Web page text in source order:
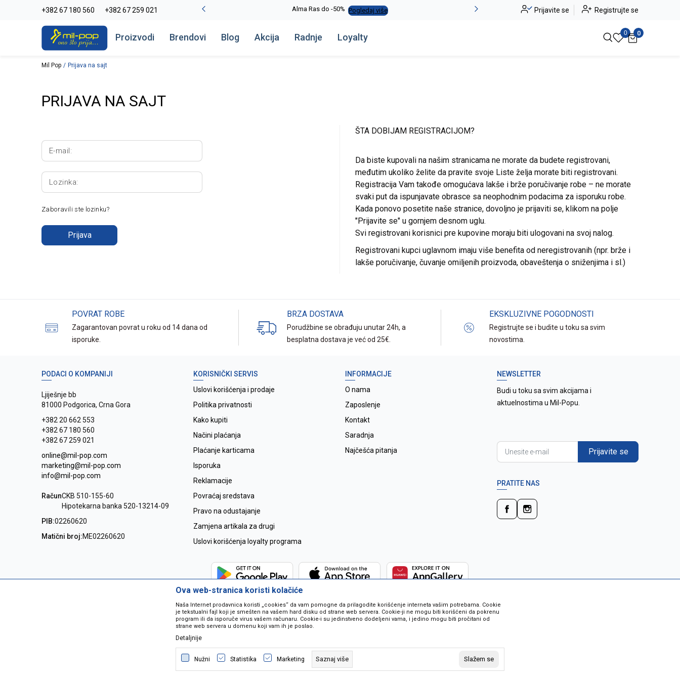
+382 67 180 560 +382 67 259 021
La Plage peškiri do -30% Pogledaj više Alma Ras do -50% Pogledaj više Novo u ponudi - Jadea Pogledaj više
Prijavite se Registrujte se
Proizvodi Brendovi Blog Akcija Radnje Loyalty 0 0
Mil Pop Prijava na sajt
PRIJAVA NA SAJT
E-mail:
Lozinka:
Zaboravili ste lozinku?
Prijava
ŠTA DOBIJAM REGISTRACIJOM?
Da biste kupovali na našim stranicama ne morate da budete registrovani,
međutim ukoliko želite da pravite svoje Liste želja morate biti registrovani.
Registracija Vam takođe omogućava lakše i brže poručivanje robe – ne morate
svaki put da ispunjavate obrasce sa neophodnim podacima za isporuku robe.
Kada ponovo posetite naše stranice, dovoljno je prijaviti se, klikom na polje
"Prijavite se" u gornjem desnom uglu.
Svi registrovani korisnici pre kupovine moraju biti ulogovani na svoj nalog.
Registrovani kupci uglavnom imaju više benefita od neregistrovanih (npr. brže i
lakše poručivanje, čuvanje omiljenih proizvoda, obaveštenja o sniženjima i sl.)
POVRAT ROBE
Zagarantovan povrat u roku od 14 dana od
isporuke.
BRZA DOSTAVA
Porudžbine se obrađuju unutar 24h, a
besplatna dostava je već od 25€.
EKSKLUZIVNE POGODNOSTI
Registrujte se i budite u toku sa svim
novostima.
PODACI O KOMPANIJI
Ljiješnje bb
81000 Podgorica, Crna Gora
+382 20 662 553
+382 67 180 560
+382 67 259 021
online@mil-pop.com
marketing@mil-pop.com
info@mil-pop.com
RačunCKB 510-155-60
Hipotekarna banka 520-13214-09
PIB:02260620
Matični broj:ME02260620
KORISNIČKI SERVIS
Uslovi korišćenja i prodaje
Politika privatnosti
Kako kupiti
Načini plaćanja
Plaćanje karticama
Isporuka
Reklamacije
Povraćaj sredstava
Pravo na odustajanje
Zamjena artikala za drugi
Uslovi korišćenja loyalty programa
INFORMACIJE
O nama
Zaposlenje
Kontakt
Saradnja
Najčešća pitanja
NEWSLETTER
Budi u toku sa svim akcijama i
aktuelnostima u Mil-Popu.
Prijavite se
PRATITE NAS
Nastojimo da budemo što precizniji u opisu proizvoda, prikazu slika i samih cijena ali ne možemo garantovati da su sve informacije kompletne i bez
grešaka. Svi artikli na sajtu su dio naše ponude i ne podrazumjeva se da su dostupni u svakom trenutku. Raspoloživost robe možete provjeriti besplatnim
pozivom na broj 067259021.
©2026www.mil-pop.com, IzradaNB SOFT. Sva prava zadržana.
Ova web-stranica koristi kolačiće
Naša Internet prodavnica koristi „cookies“ da vam pomogne da prilagodite korišćenje interneta vašim potrebama. Cookie
je tekstualni fajl koji je smešten na vašem hard disku od strane web servera. Cookie-ji ne mogu biti korišćeni da pokrenu
program ili da isporuče virus vašem računaru. Cookie-i su jedinstveno dodeljeni vama, i jedino mogu biti pročitani od
strane web servera u domenu koji vam ih je poslao.
Detaljnije
Nužni Statistika Marketing Saznaj više Slažem se